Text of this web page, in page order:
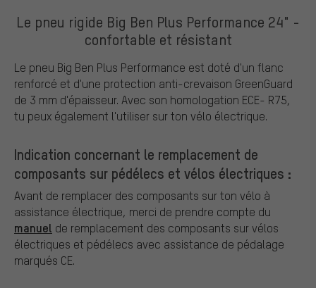
Le pneu rigide Big Ben Plus Performance 24" -
confortable et résistant
Le pneu Big Ben Plus Performance est doté d'un flanc
renforcé et d'une protection anti-crevaison GreenGuard
de 3 mm d'épaisseur. Avec son homologation ECE- R75,
tu peux également l'utiliser sur ton vélo électrique.
Indication concernant le remplacement de
composants sur pédélecs et vélos électriques :
Avant de remplacer des composants sur ton vélo à
assistance électrique, merci de prendre compte du
manuel de remplacement des composants sur vélos
électriques et pédélecs avec assistance de pédalage
marqués CE.